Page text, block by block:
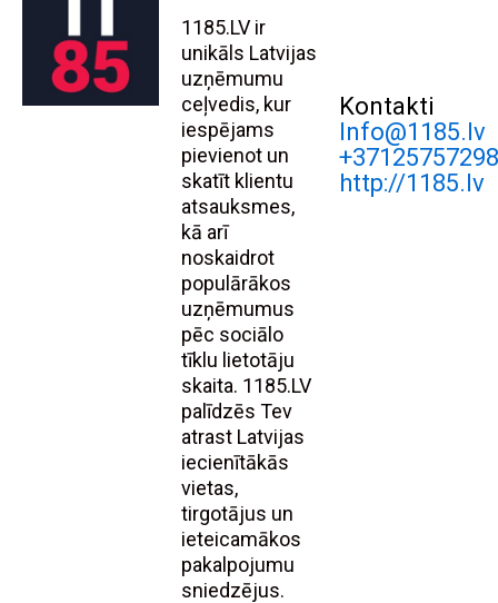
1185.LV ir
unikāls Latvijas
uzņēmumu
ceļvedis, kur
iespējams
pievienot un
skatīt klientu
atsauksmes,
kā arī
noskaidrot
populārākos
uzņēmumus
pēc sociālo
tīklu lietotāju
skaita. 1185.LV
palīdzēs Tev
atrast Latvijas
iecienītākās
vietas,
tirgotājus un
ieteicamākos
pakalpojumu
sniedzējus.
Kontakti
Info@1185.lv
http://1185.lv